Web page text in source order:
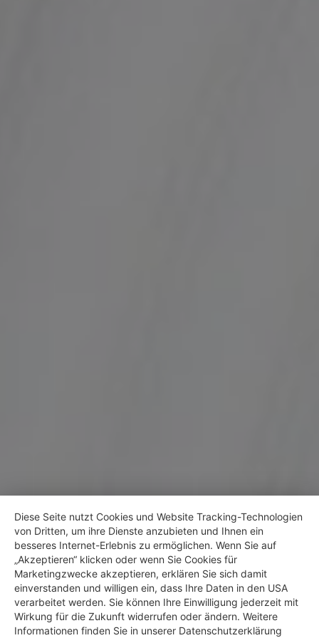
Leistungen
Diese Seite nutzt Cookies und Website Tracking-Technologien
von Dritten, um ihre Dienste anzubieten und Ihnen ein
besseres Internet-Erlebnis zu ermöglichen. Wenn Sie auf
„Akzeptieren“ klicken oder wenn Sie Cookies für
Marketingzwecke akzeptieren, erklären Sie sich damit
einverstanden und willigen ein, dass Ihre Daten in den USA
verarbeitet werden. Sie können Ihre Einwilligung jederzeit mit
Wirkung für die Zukunft widerrufen oder ändern. Weitere
Informationen finden Sie in unserer Datenschutzerklärung